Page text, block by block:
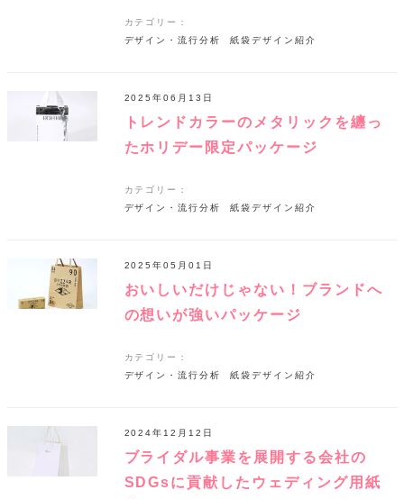
カテゴリー：
デザイン・流行分析
紙袋デザイン紹介
トレンドカラーのメタリックを纏っ
たホリデー限定パッケージ
2025年06月13日
カテゴリー：
デザイン・流行分析
紙袋デザイン紹介
おいしいだけじゃない！ブランドへ
の想いが強いパッケージ
2025年05月01日
カテゴリー：
デザイン・流行分析
紙袋デザイン紹介
ブライダル事業を展開する会社の
SDGsに貢献したウェディング用紙
2024年12月12日